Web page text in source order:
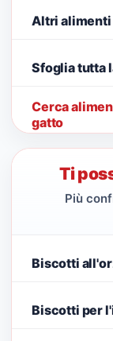
Altri alimenti
Sfoglia tutta
Cerca
gatto
Ti
Più
Biscotti
Biscotti per